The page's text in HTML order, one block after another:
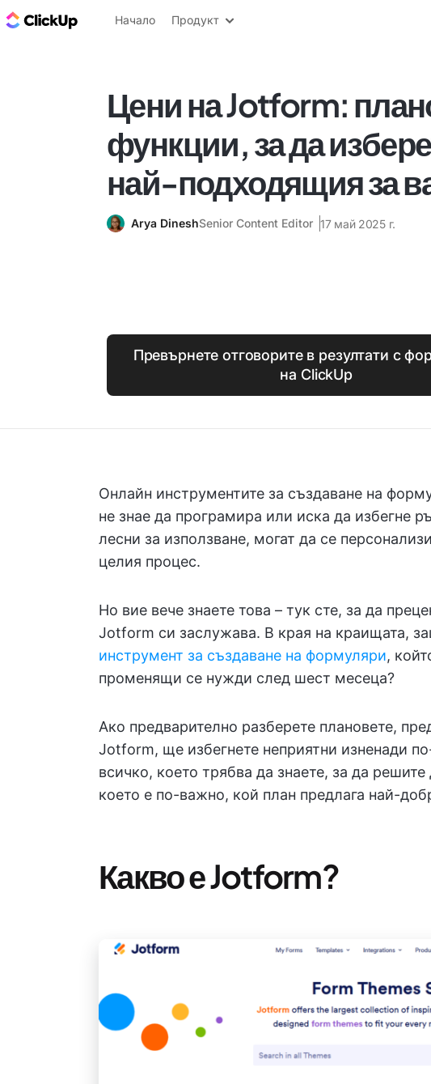
ClickUp блог
Начало Продукт
Цени на Jotform:
функции, за да
най-подходящия за
Arya DineshSenior Content Editor 17 май 2025 г.
Превърнете отговорите в резултати с
на ClickUp
Онлайн инструментите за създаване на
не знае да програмира или иска да избегне
лесни за използване, могат да се
целия процес.
Но вие вече знаете това – тук сте, за да
Jotform си заслужава. В края на краищата,
инструмент за създаване на формуляри,
променящи се нужди след шест месеца?
Ако предварително разберете плановете,
Jotform, ще избегнете неприятни изненади
всичко, което трябва да знаете, за да
което е по-важно, кой план предлага най-
Какво е Jotform?